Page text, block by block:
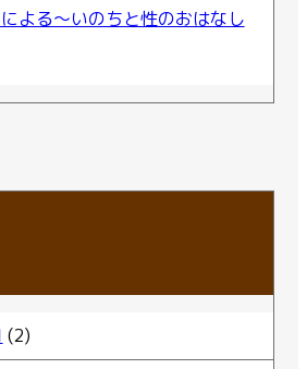
よる～いのちと性のおはなし
(2)